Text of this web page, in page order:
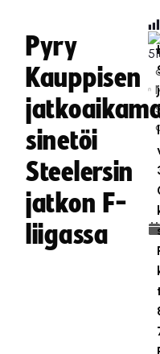
Pyry
Kauppisen
sinetöi
Steelersin
jatkon F-
liigassa